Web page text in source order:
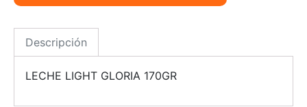
Descripción
LECHE LIGHT GLORIA 170GR